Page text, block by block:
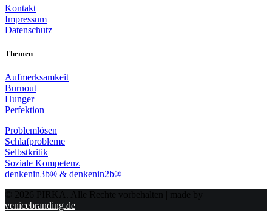
Kontakt
Impressum
Datenschutz
Themen
Aufmerksamkeit
Burnout
Hunger
Perfektion
Problemlösen
Schlafprobleme
Selbstkritik
Soziale Kompetenz
denkenin3b® & denkenin2b®
© 2026 PIRKA. Alle Rechte vorbehalten | made by
venicebranding.de